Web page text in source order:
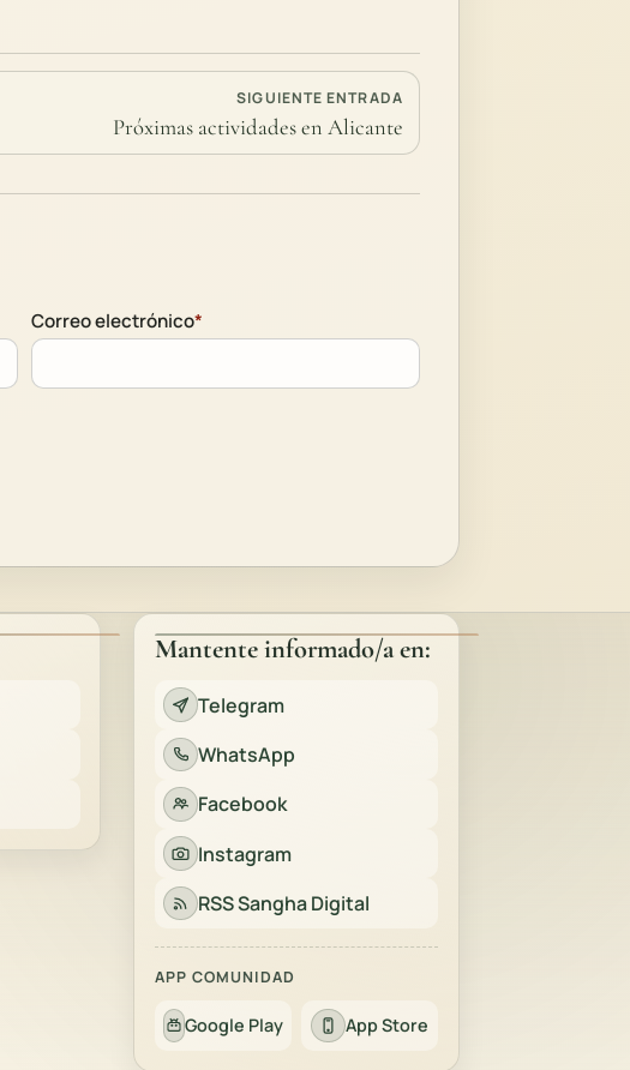
SIGUIENTE ENTRADA
Próximas actividades en Alicante
Correo electrónico*
Mantente informado/a en:
Telegram
WhatsApp
Facebook
Instagram
RSS Sangha Digital
APP COMUNIDAD
Google Play App Store